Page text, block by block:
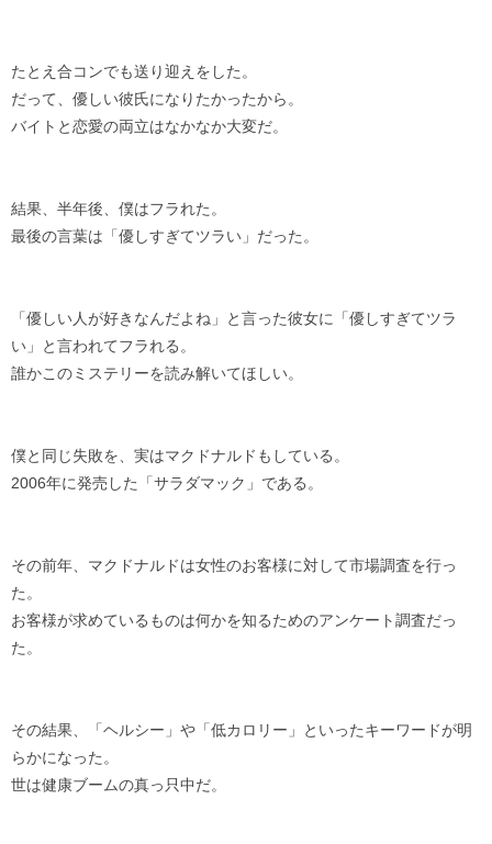
たとえ合コンでも送り迎えをした。
だって、優しい彼氏になりたかったから。
バイトと恋愛の両立はなかなか大変だ。
結果、半年後、僕はフラれた。
最後の言葉は「優しすぎてツラい」だった。
「優しい人が好きなんだよね」と言った彼女に「優しすぎてツラ
い」と言われてフラれる。
誰かこのミステリーを読み解いてほしい。
僕と同じ失敗を、実はマクドナルドもしている。
2006年に発売した「サラダマック」である。
その前年、マクドナルドは女性のお客様に対して市場調査を行っ
た。
お客様が求めているものは何かを知るためのアンケート調査だっ
た。
その結果、「ヘルシー」や「低カロリー」といったキーワードが明
らかになった。
世は健康ブームの真っ只中だ。